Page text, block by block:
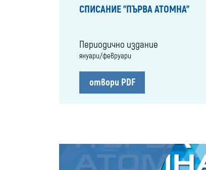
СПИСАНИЕ "ПЪРВА АТОМНА"
Периодично издание
януари/февруари
отвори PDF